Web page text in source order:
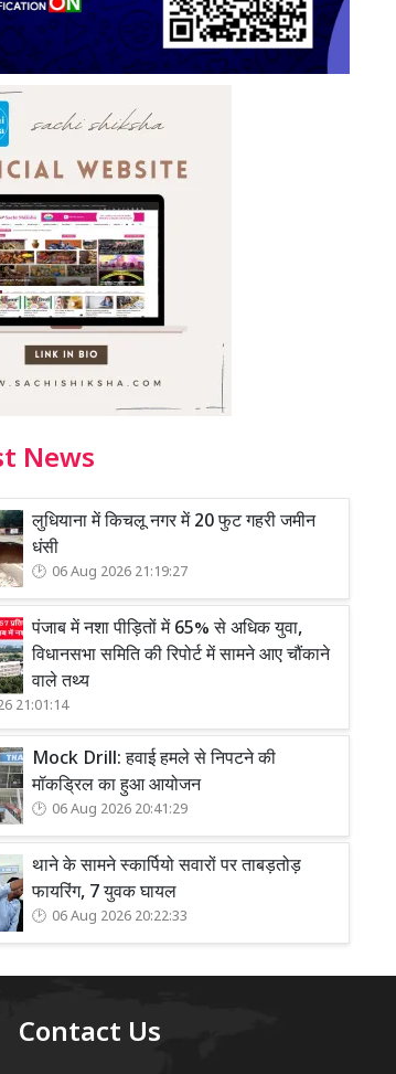
News
लुधियाना में किचलू नगर में 20 फुट गहरी जमीन
धंसी
06 Aug 2026 21:19:27
पंजाब में नशा पीड़ितों में 65% से अधिक युवा,
विधानसभा समिति की रिपोर्ट में सामने आए चौंकाने
वाले तथ्य
21:01:14
Mock Drill: हवाई हमले से निपटने की
मॉकड्रिल का हुआ आयोजन
06 Aug 2026 20:41:29
थाने के सामने स्कार्पियो सवारों पर ताबड़तोड़
फायरिंग, 7 युवक घायल
06 Aug 2026 20:22:33
Contact Us